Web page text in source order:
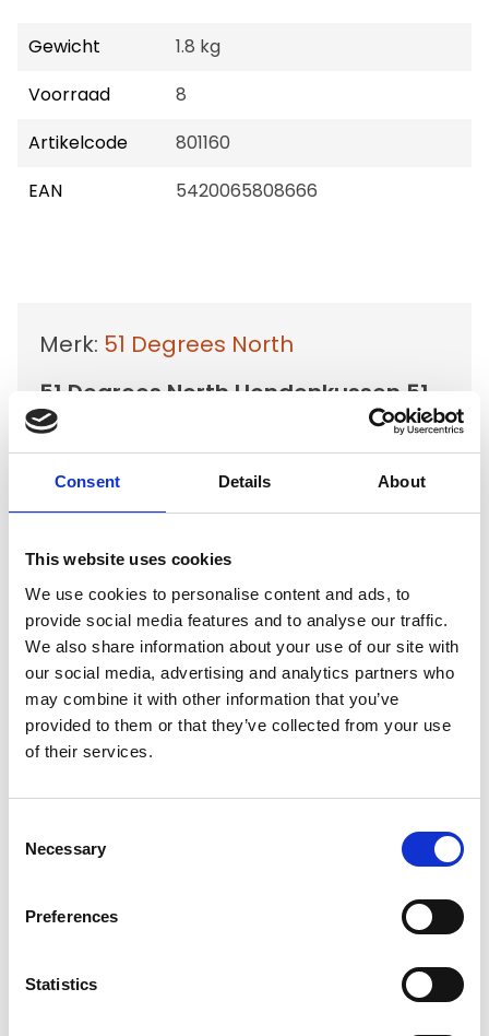
Consent Details About
This website uses cookies
We use cookies to personalise content and ads, to
provide social media features and to analyse our traffic.
We also share information about your use of our site with
our social media, advertising and analytics partners who
may combine it with other information that you’ve
provided to them or that they’ve collected from your use
of their services.
Selection
Necessary
Preferences
Statistics
Gewicht
1.8 kg
Voorraad
8
Artikelcode
801160
EAN
5420065808666
Merk: 51 Degrees North
51 Degrees North Hondenkussen 51
Storm Bench Cushion 104x68x5
Kies uw uitvoering
€64,95
Op voorraad
Voor 15.00 uur besteld dezelfde werkdag
verzonden
Gratis verzending vanaf €50,-
Verzending €5,95 Nederland
Verzending €7,95 België